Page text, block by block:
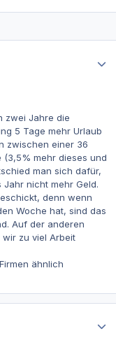
zwei Jahre die
5 Tage mehr Urlaub
zwischen einer 36
(3,5% mehr dieses und
man sich dafür,
nicht mehr Geld.
denn wenn
Woche hat, sind das
Auf der anderen
zu viel Arbeit
ähnlich